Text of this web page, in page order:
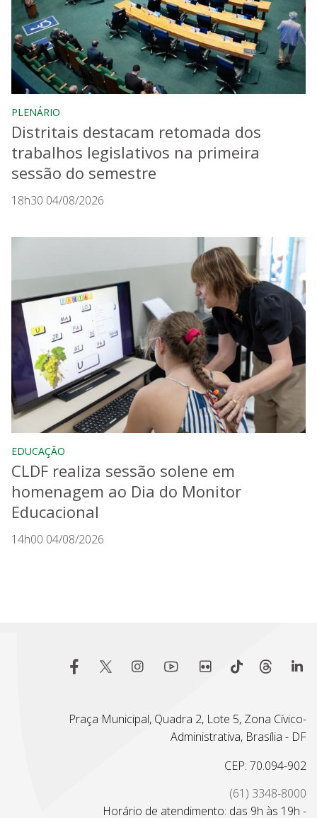
PLENÁRIO
Distritais destacam retomada dos
trabalhos legislativos na primeira
sessão do semestre
18h30 04/08/2026
EDUCAÇÃO
CLDF realiza sessão solene em
homenagem ao Dia do Monitor
Educacional
14h00 04/08/2026
Praça Municipal, Quadra 2, Lote 5, Zona Cívico-
Administrativa, Brasília - DF
CEP: 70.094-902
(61) 3348-8000
Horário de atendimento: das 9h às 19h -